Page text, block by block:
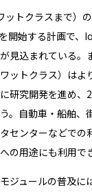
ットクラスまで）
開始する計画で、
見込まれている。
ットクラス）はよ
研究開発を進め、
。自動車・船舶、
センターなどでの
の用途にも利用で
ジュールの普及に